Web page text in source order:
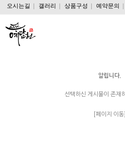
오시는길 갤러리 상품구성 예약문의
알립니다.
선택하신 게시물이 존재
[페이지 이동]